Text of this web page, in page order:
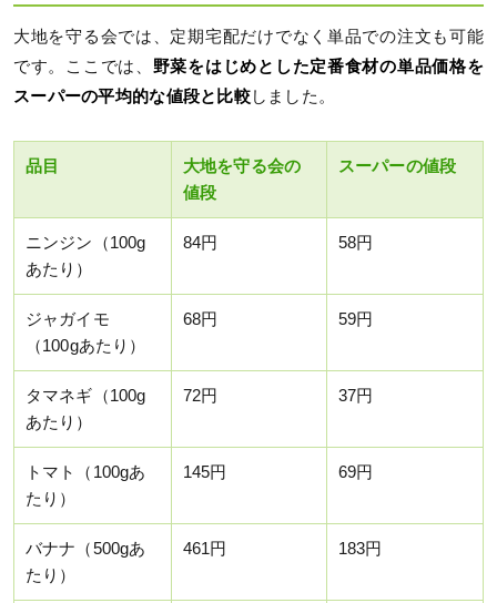
大地を守る会では、定期宅配だけでなく単品での注文も可能
です。ここでは、 野菜をはじめとした定番食材の単品価格を
スーパーの平均的な値段と比較しました。
品目
大地を守る会の
値段
スーパーの値段
ニンジン（100g
あたり）
84円 58円
ジャガイモ
（100gあたり）
68円 59円
タマネギ（100g
あたり）
72円 37円
トマト（100gあ
たり）
145円 69円
バナナ（500gあ
たり）
461円 183円